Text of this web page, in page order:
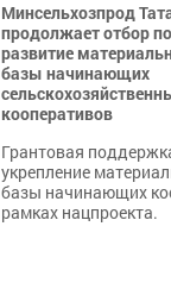
Минсельхозпрод
продолжает отбор
развитие
базы начинающих
кооперативов
Грантовая
укрепление
базы начинающих
рамках нацпроекта.